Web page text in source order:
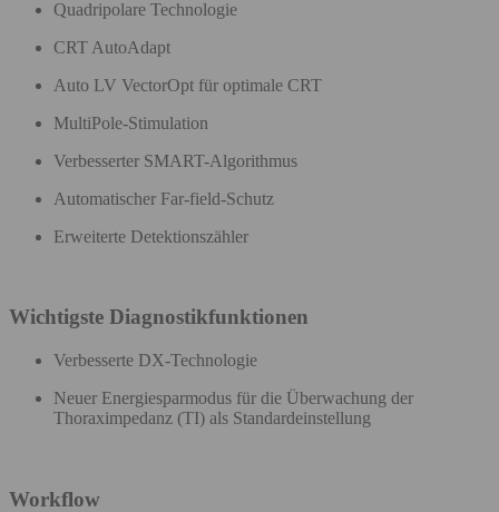
Quadripolare Technologie
CRT AutoAdapt
Auto LV VectorOpt für optimale CRT
MultiPole-Stimulation
Verbesserter SMART-Algorithmus
Automatischer Far-field-Schutz
Erweiterte Detektionszähler
Wichtigste Diagnostikfunktionen
Verbesserte DX-Technologie ​
Neuer Energiesparmodus für die Überwachung der
Thoraximpedanz (TI) als Standardeinstellung​
Workflow